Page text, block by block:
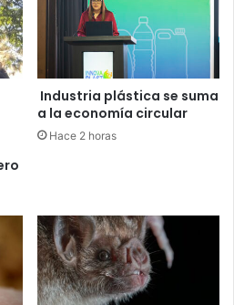
Industria plástica se suma
a la economía circular
Hace 2 horas